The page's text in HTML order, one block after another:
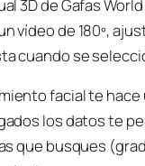
3D de Gafas
vídeo de 180º,
cuando se
facial te
los datos te
que busques